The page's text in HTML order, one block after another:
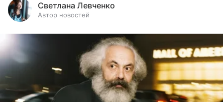
Светлана Левченко
Автор новостей